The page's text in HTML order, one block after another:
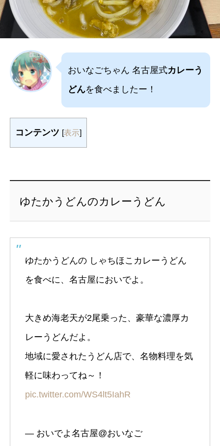
おいなごちゃん 名古屋式カレーう
どんを食べましたー！
コンテンツ [表示]
ゆたかうどんのカレーうどん
ゆたかうどんの しゃちほこカレーうどん
を食べに、名古屋においでよ。
大きめ海老天が2尾乗った、豪華な濃厚カ
レーうどんだよ。
地域に愛されたうどん店で、名物料理を気
軽に味わってね～！
pic.twitter.com/WS4lt5IahR
— おいでよ名古屋@おいなご